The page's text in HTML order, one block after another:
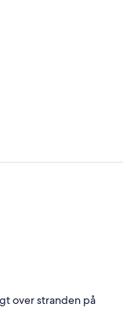
over stranden på